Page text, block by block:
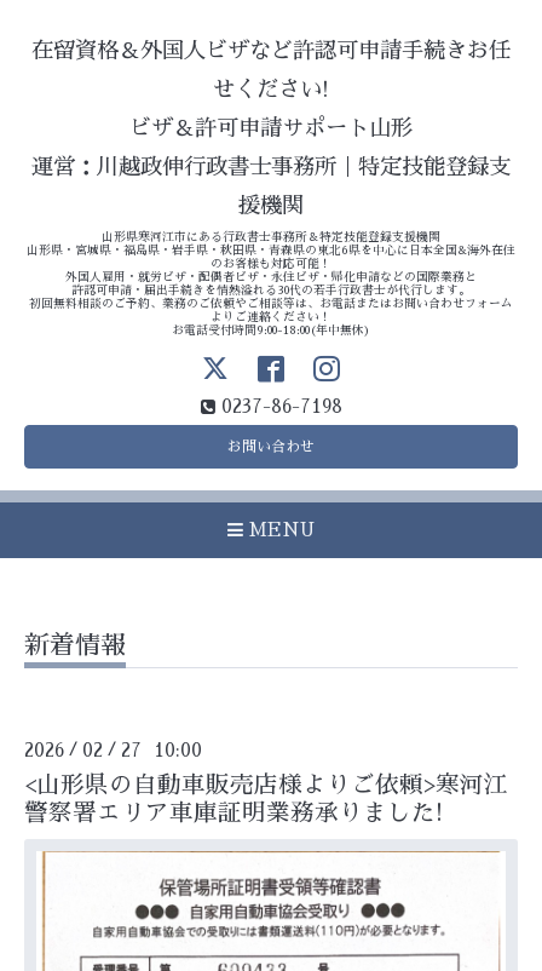
在留資格＆外国人ビザなど許認可申請手続きお任
せください!
ビザ＆許可申請サポート山形
運営：川越政伸行政書士事務所｜特定技能登録支
援機関
山形県寒河江市にある行政書士事務所＆特定技能登録支援機関
山形県・宮城県・福島県・岩手県・秋田県・青森県の東北6県を中心に日本全国&海外在住
のお客様も対応可能！
外国人雇用・就労ビザ・配偶者ビザ・永住ビザ・帰化申請などの国際業務と
許認可申請・届出手続きを情熱溢れる30代の若手行政書士が代行します。
初回無料相談のご予約、業務のご依頼やご相談等は、お電話またはお問い合わせフォーム
よりご連絡ください！
お電話受付時間9:00-18:00(年中無休)
0237-86-7198
お問い合わせ
MENU
新着情報
2026 / 02 / 27 10:00
<山形県の自動車販売店様よりご依頼>寒河江
警察署エリア車庫証明業務承りました!